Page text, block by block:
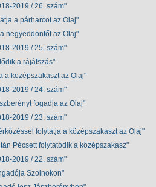
2019 / 26. szám
a párharcot az Olaj
negyeddöntőt az Olaj
2019 / 25. szám
a rájátszás
a középszakaszt az Olaj
2019 / 24. szám
fogadja az Olaj
2019 / 23. szám
folytatja a középszakaszt az Olaj
Pécsett folytatódik a középszakasz
2019 / 22. szám
Szolnokon